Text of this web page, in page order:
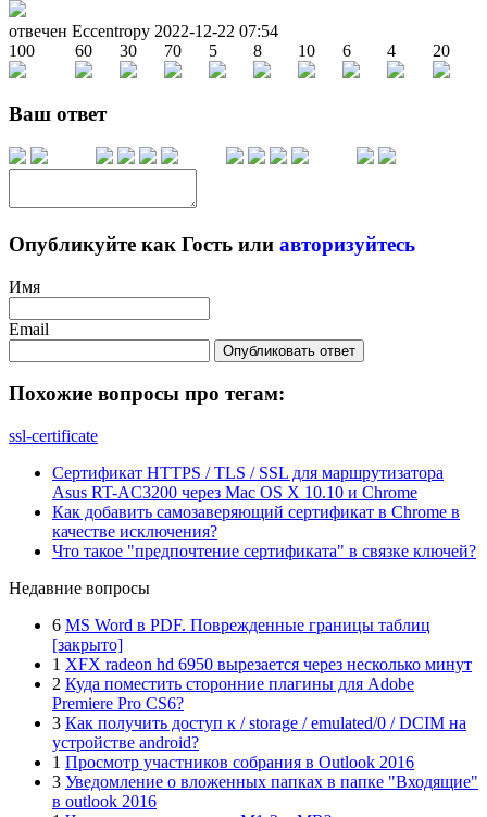
отвечен Eccentropy 2022-12-22 07:54
100
60 30 70 5 8 10 6 4 20
Ваш ответ
Опубликуйте как Гость или авторизуйтесь
Имя
Email
Опубликовать ответ
Похожие вопросы про тегам:
ssl-certificate
Сертификат HTTPS / TLS / SSL для маршрутизатора
Asus RT-AC3200 через Mac OS X 10.10 и Chrome
Как добавить самозаверяющий сертификат в Chrome в
качестве исключения?
Что такое "предпочтение сертификата" в связке ключей?
Недавние вопросы
6 MS Word в PDF. Поврежденные границы таблиц
[закрыто]
1 XFX radeon hd 6950 вырезается через несколько минут
2 Куда поместить сторонние плагины для Adobe
Premiere Pro CS6?
3 Как получить доступ к / storage / emulated/0 / DCIM на
устройстве android?
1 Просмотр участников собрания в Outlook 2016
3 Уведомление о вложенных папках в папке "Входящие"
в outlook 2016